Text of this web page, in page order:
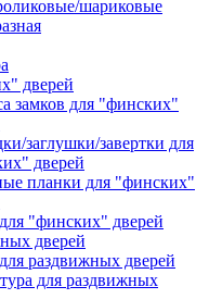
шариковые
дверей
замков для "финских"
заглушки/завертки для
дверей
планки для "финских"
"финских" дверей
дверей
раздвижных дверей
для раздвижных